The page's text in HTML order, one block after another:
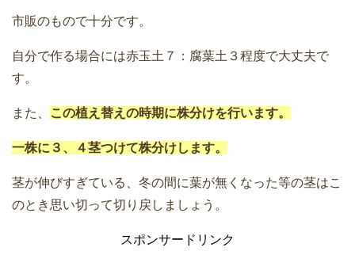
市販のもので十分です。
自分で作る場合には赤玉土７：腐葉土３程度で大丈夫で
す。
また、 この植え替えの時期に株分けを行います。
一株に３、４茎つけて株分けします。
茎が伸びすぎている、冬の間に葉が無くなった等の茎はこ
のとき思い切って切り戻しましょう。
スポンサードリンク